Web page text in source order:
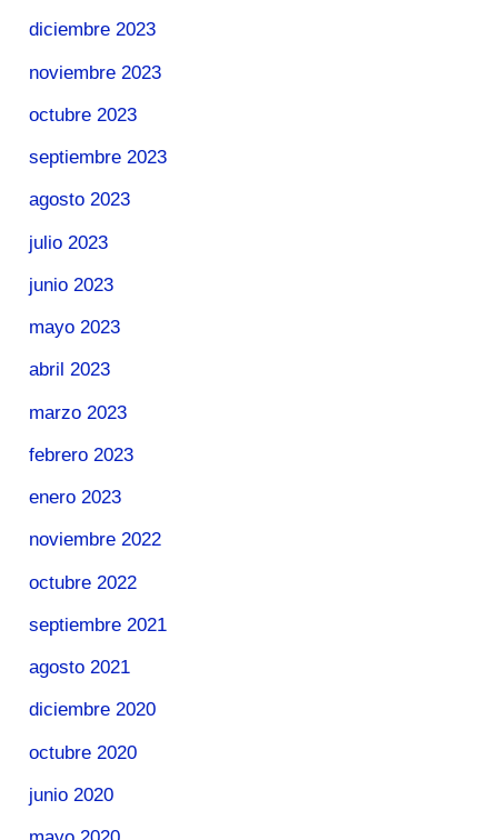
diciembre 2023
noviembre 2023
octubre 2023
septiembre 2023
agosto 2023
julio 2023
junio 2023
mayo 2023
abril 2023
marzo 2023
febrero 2023
enero 2023
noviembre 2022
octubre 2022
septiembre 2021
agosto 2021
diciembre 2020
octubre 2020
junio 2020